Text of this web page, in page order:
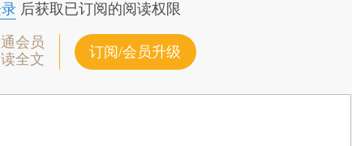
后获取已订阅的阅读权限
会员
全文
订阅/会员升级